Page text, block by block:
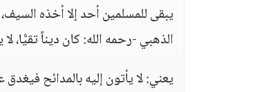
يبقى للمسلمين أحد إلا أخذه
الذهبي -رحمه الله: كان ديناً تقيًّا،
يعني: لا يأتون إليه بالمدائح